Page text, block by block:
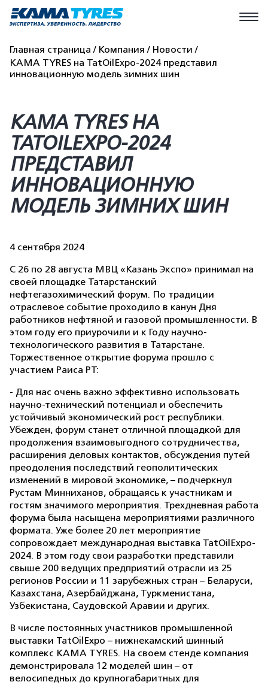
Главная страница Компания
Новости
KAMA TYRES на TatOilExpo-2024 представил
инновационную модель зимних шин
KAMA TYRES НА
TATOILEXPO-2024
ПРЕДСТАВИЛ
ИННОВАЦИОННУЮ
МОДЕЛЬ ЗИМНИХ ШИН
4 сентября 2024
С 26 по 28 августа МВЦ «Казань Экспо» принимал на
своей площадке Татарстанский
нефтегазохимический форум. По традиции
отраслевое событие проходило в канун Дня
работников нефтяной и газовой промышленности. В
этом году его приурочили и к Году научно-
технологического развития в Татарстане.
Торжественное открытие форума прошло с
участием Раиса РТ:
- Для нас очень важно эффективно использовать
научно-технический потенциал и обеспечить
устойчивый экономический рост республики.
Убежден, форум станет отличной площадкой для
продолжения взаимовыгодного сотрудничества,
расширения деловых контактов, обсуждения путей
преодоления последствий геополитических
изменений в мировой экономике, – подчеркнул
Рустам Минниханов, обращаясь к участникам и
гостям значимого мероприятия. Трехдневная работа
форума была насыщена мероприятиями различного
формата. Уже более 20 лет мероприятие
сопровождает международная выставка TatOilExpo-
2024. В этом году свои разработки представили
свыше 200 ведущих предприятий отрасли из 25
регионов России и 11 зарубежных стран – Беларуси,
Казахстана, Азербайджана, Туркменистана,
Узбекистана, Саудовской Аравии и других.
В числе постоянных участников промышленной
выставки TatOilExpo – нижнекамский шинный
комплекс KAMA TYRES. На своем стенде компания
демонстрировала 12 моделей шин – от
велосипедных до крупногабаритных для